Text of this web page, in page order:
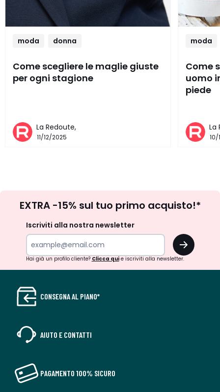
moda donna
Come scegliere le maglie giuste
per ogni stagione
La Redoute,
11/12/2025
moda
Come
uomo
piede
La
newsletter
EXTRA -15% sul tuo primo acquisto!*
Iscriviti alla nostra newsletter
OK
Hai già un profilo cliente?Clicca quie iscriviti alla newsletter.
CONSEGNA AL PIANO*
AIUTO E CONTATTI
PAGAMENTO 100% SICURO